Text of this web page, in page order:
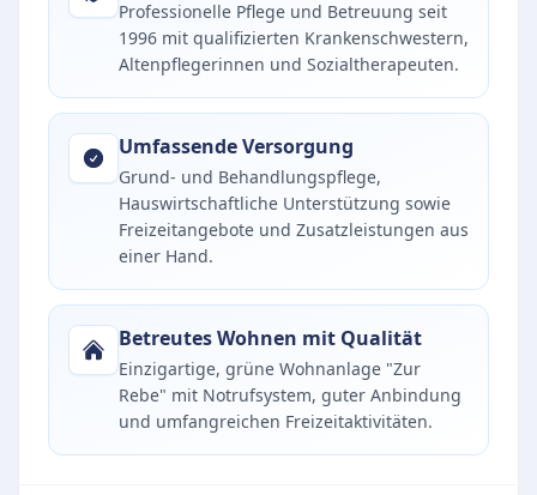
Professionelle Pflege und Betreuung seit
1996 mit qualifizierten Krankenschwestern,
Altenpflegerinnen und Sozialtherapeuten.
Umfassende Versorgung
Grund- und Behandlungspflege,
Hauswirtschaftliche Unterstützung sowie
Freizeitangebote und Zusatzleistungen aus
einer Hand.
Betreutes Wohnen mit Qualität
Einzigartige, grüne Wohnanlage "Zur
Rebe" mit Notrufsystem, guter Anbindung
und umfangreichen Freizeitaktivitäten.